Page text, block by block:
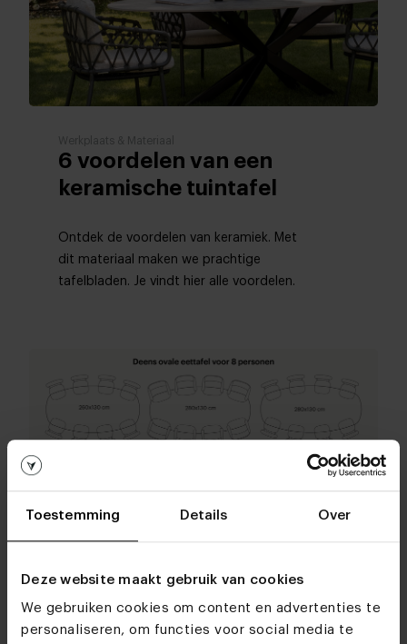
Toestemming Details Over
Deze website maakt gebruik van cookies
We gebruiken cookies om content en advertenties te
personaliseren, om functies voor social media te
Werkplaats & Materiaal
6 voordelen van een
keramische tuintafel
Ontdek de voordelen van keramiek. Met
dit materiaal maken we prachtige
tafelbladen. Je vindt hier alle voordelen.
Keuzehulp
Alles over je deens ovale
eettafel 8 personen